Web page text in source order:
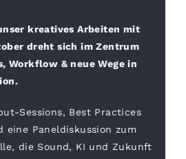
kreatives Arbeiten mit
dreht sich im Zentrum
Workflow & neue Wege in
Sessions, Best Practices
eine Paneldiskussion zum
die Sound, KI und Zukunft